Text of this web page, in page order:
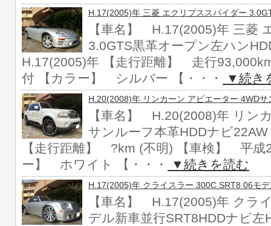
H.17(2005)年 三菱 エクリプススパイダー
【車名】 H.17(2005)年 三菱
3.0GTS黒革オープン左ハン
H.17(2005)年 【走行距離】 走行
付 【カラー】 シルバー 【・・・
▼続き
H.20(2008)年 リンカーン アビエーター 4WD
【車名】 H.20(2008)年 リン
サンルーフ本革HDDナビ
【走行距離】 ?km (不明) 【車検】 平成
ー】 ホワイト 【・・・
▼続きを読む
H.17(2005)年 クライスラー 300C SRT8 06モ
【車名】 H.17(2005)年 クラ
デル新車並行SRT8HDDナビ